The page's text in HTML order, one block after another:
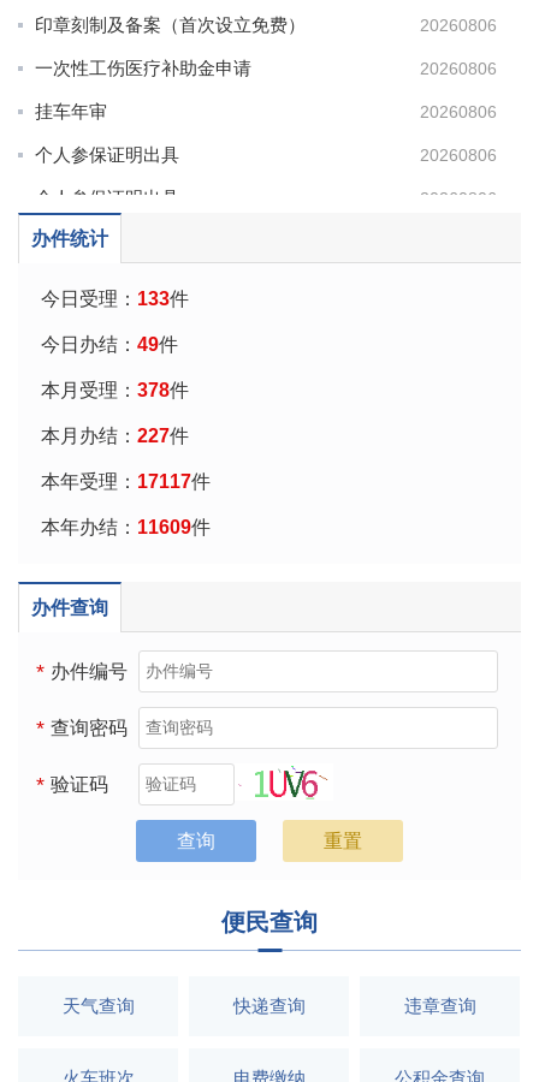
20260806
印章刻制及备案（首次设立免费）
20260806
一次性工伤医疗补助金申请
20260806
挂车年审
20260806
个人参保证明出具
20260806
个人参保证明出具
公司设立登记
个体工商户变更登记
招牌设置技术要求审查
挂车年审
挂车年审
个体工商户注销登记
印章刻制及备案（首次设立免费）
20260806
一次性工伤医疗补助金申请
20260806
办件统计
今日受理： 133件
今日办结： 49件
本月受理： 378件
本月办结： 227件
本年受理： 17117件
本年办结： 11609件
办件查询
* 办件编号
* 查询密码
* 验证码
便民查询
天气查询 快递查询 违章查询
火车班次 电费缴纳 公积金查询